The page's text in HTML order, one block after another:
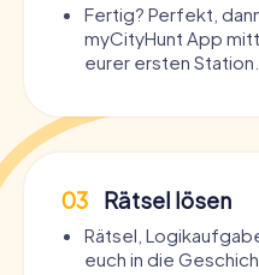
Fertig? Perfekt,
myCityHunt App
eurer ersten Station.
03 Rätsel lösen
Rätsel,
euch in die